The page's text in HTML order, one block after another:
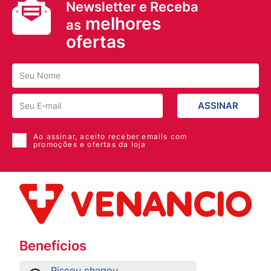
Newsletter e Receba
as melhores
ofertas
ASSINAR
Ao assinar, aceito receber emails com
promoções e ofertas da loja
Benefícios